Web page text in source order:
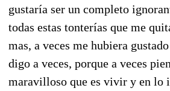
gustaría ser un completo
todas estas tonterías que me
mas, a veces me hubiera
digo a veces, porque a veces
maravilloso que es vivir y en lo